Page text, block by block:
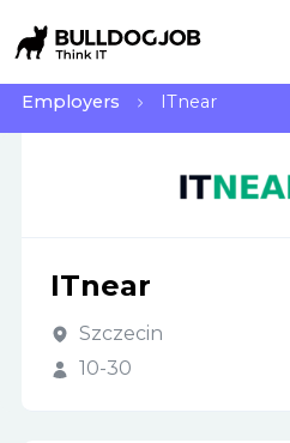
Employers ITnear
ITnear
Szczecin
10-30